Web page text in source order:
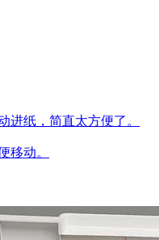
进纸，简直太方便了。
移动。